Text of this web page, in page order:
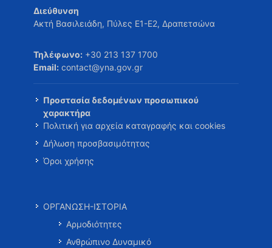
Διεύθυνση
Ακτή Βασιλειάδη, Πύλες Ε1-Ε2, Δραπετσώνα
Τηλέφωνο: +30 213 137 1700
Email: contact@yna.gov.gr
Προστασία δεδομένων προσωπικού
χαρακτήρα
Πολιτική για αρχεία καταγραφής και cookies
Δήλωση προσβασιμότητας
Όροι χρήσης
ΟΡΓΑΝΩΣΗ-ΙΣΤΟΡΙΑ
Αρμοδιότητες
Ανθρώπινο Δυναμικό